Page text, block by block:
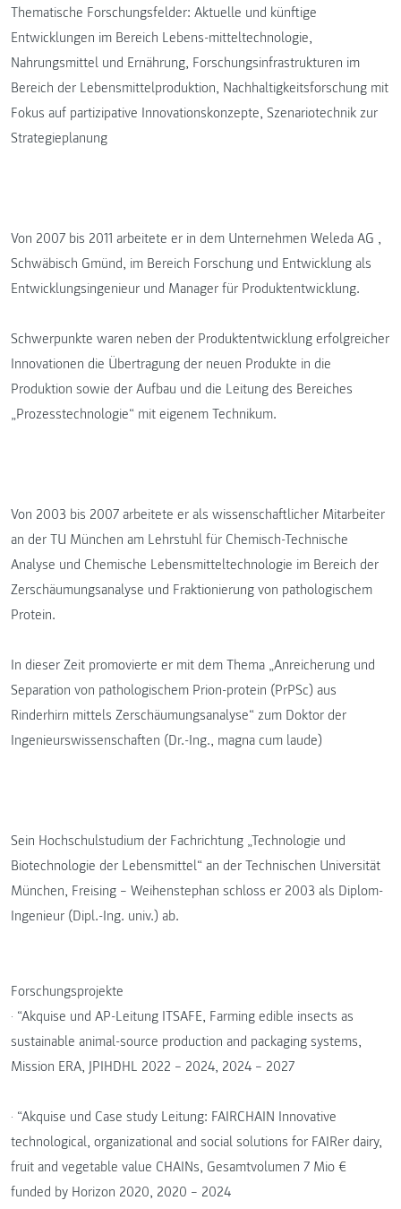
Thematische Forschungsfelder: Aktuelle und künftige
Entwicklungen im Bereich Lebens-mitteltechnologie,
Nahrungsmittel und Ernährung, Forschungsinfrastrukturen im
Bereich der Lebensmittelproduktion, Nachhaltigkeitsforschung mit
Fokus auf partizipative Innovationskonzepte, Szenariotechnik zur
Strategieplanung
Von 2007 bis 2011 arbeitete er in dem Unternehmen Weleda AG ,
Schwäbisch Gmünd, im Bereich Forschung und Entwicklung als
Entwicklungsingenieur und Manager für Produktentwicklung.
Schwerpunkte waren neben der Produktentwicklung erfolgreicher
Innovationen die Übertragung der neuen Produkte in die
Produktion sowie der Aufbau und die Leitung des Bereiches
„Prozesstechnologie“ mit eigenem Technikum.
Von 2003 bis 2007 arbeitete er als wissenschaftlicher Mitarbeiter
an der TU München am Lehrstuhl für Chemisch-Technische
Analyse und Chemische Lebensmitteltechnologie im Bereich der
Zerschäumungsanalyse und Fraktionierung von pathologischem
Protein.
In dieser Zeit promovierte er mit dem Thema „Anreicherung und
Separation von pathologischem Prion-protein (PrPSc) aus
Rinderhirn mittels Zerschäumungsanalyse“ zum Doktor der
Ingenieurswissenschaften (Dr.-Ing., magna cum laude)
Sein Hochschulstudium der Fachrichtung „Technologie und
Biotechnologie der Lebensmittel“ an der Technischen Universität
München, Freising – Weihenstephan schloss er 2003 als Diplom-
Ingenieur (Dipl.-Ing. univ.) ab.
Forschungsprojekte
· “Akquise und AP-Leitung ITSAFE, Farming edible insects as
sustainable animal-source production and packaging systems,
Mission ERA, JPIHDHL 2022 – 2024, 2024 – 2027
· “Akquise und Case study Leitung: FAIRCHAIN Innovative
technological, organizational and social solutions for FAIRer dairy,
fruit and vegetable value CHAINs, Gesamtvolumen 7 Mio €
funded by Horizon 2020, 2020 – 2024